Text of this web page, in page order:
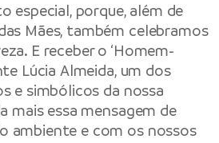
especial, porque, além de
Mães, também celebramos
E receber o ‘Homem-
Lúcia Almeida, um dos
e simbólicos da nossa
mais essa mensagem de
ambiente e com os nossos